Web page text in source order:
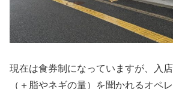
現在は食券制になっていますが、入
（＋脂やネギの量）を聞かれるオペ